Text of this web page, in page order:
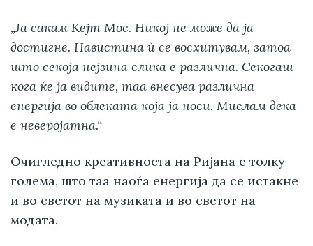
„Ја сакам Кејт Мос. Никој не може да ја
достигне. Навистина ѝ се восхитувам, затоа
што секоја нејзина слика е различна. Секогаш
кога ќе ја видите, таа внесува различна
енергија во облеката која ја носи. Мислам дека
е неверојатна.“
Очигледно креативноста на Ријана е толку
голема, што таа наоѓа енергија да се истакне
и во светот на музиката и во светот на
модата.